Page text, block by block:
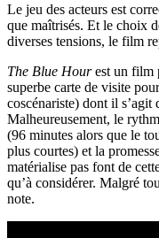
Le jeu des acteurs est
que maîtrisés. Et le choix
diverses tensions, le film
The Blue Hourest un film
superbe carte de visite
coscénariste) dont il s’agit
Malheureusement, le
(96 minutes alors que le
plus courtes) et la
matérialise pas font de
qu’à considérer. Malgré
note.